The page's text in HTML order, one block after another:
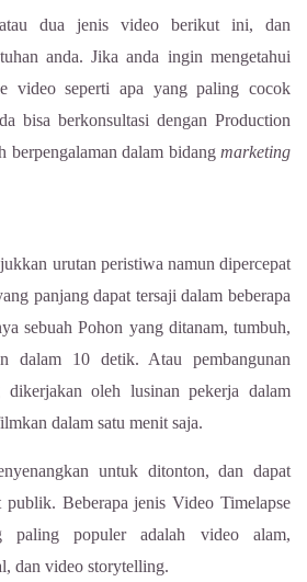
dua jenis video berikut ini, dan
anda. Jika anda ingin mengetahui
video seperti apa yang paling cocok
bisa berkonsultasi dengan Production
berpengalaman dalam bidangmarketing
urutan peristiwa namun dipercepat
panjang dapat tersaji dalam beberapa
sebuah Pohon yang ditanam, tumbuh,
dalam 10 detik. Atau pembangunan
dikerjakan oleh lusinan pekerja dalam
dalam satu menit saja.
untuk ditonton, dan dapat
publik. Beberapa jenis Video Timelapse
paling populer adalah video alam,
dan video storytelling.